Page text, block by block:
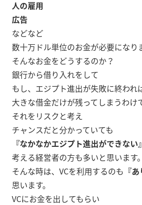
人の雇用
広告
などなど
数十万ドル単位のお金が必要になり
そんなお金をどうするのか？
銀行から借り入れをして
もし、エジプト進出が失敗に終われ
大きな借金だけが残ってしまうわけ
それをリスクと考え
チャンスだと分かっていても
『なかなかエジプト進出ができない』
考える経営者の方も多いと思います。
そんな時は、VCを利用するのも 『あ
思います。
VCにお金を出してもらい